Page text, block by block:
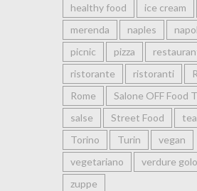
healthy food
ice cream
merenda
naples
picnic
pizza
ristorante
ristoranti
Rome
Salone OFF Food
salse
Street Food
Torino
Turin
vegan
vegetariano
verdure
zuppe